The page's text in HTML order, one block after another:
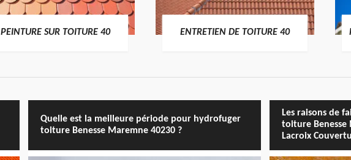
PEINTURE SUR TOITURE 40 ENTRETIEN DE TOITURE 40
Quelle est la meilleure période pour hydrofuger
toiture Benesse Maremne 40230 ?
Les raisons de
toiture Benesse
Lacroix